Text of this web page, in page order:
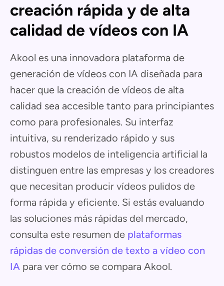
creación rápida y de alta
calidad de vídeos con IA
Akool es una innovadora plataforma de
generación de vídeos con IA diseñada para
hacer que la creación de vídeos de alta
calidad sea accesible tanto para principiantes
como para profesionales. Su interfaz
intuitiva, su renderizado rápido y sus
robustos modelos de inteligencia artificial la
distinguen entre las empresas y los creadores
que necesitan producir vídeos pulidos de
forma rápida y eficiente. Si estás evaluando
las soluciones más rápidas del mercado,
consulta este resumen de plataformas
rápidas de conversión de texto a vídeo con
IA para ver cómo se compara Akool.